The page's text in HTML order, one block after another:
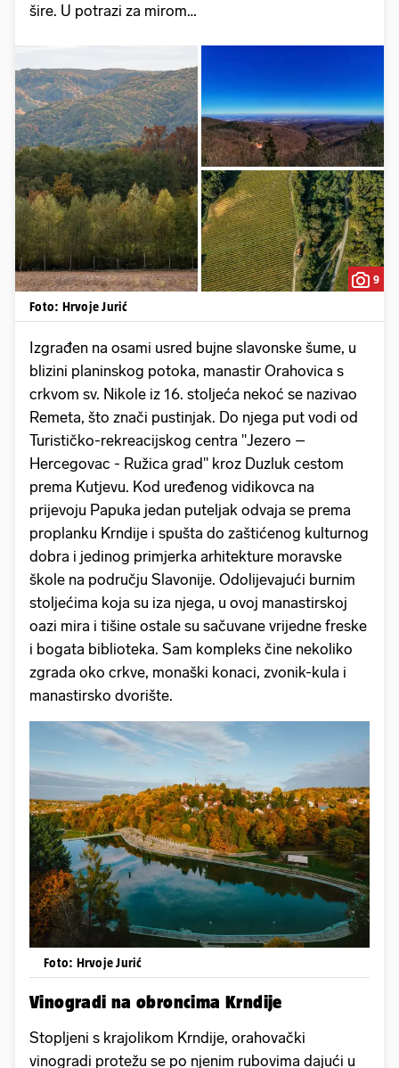
šire. U potrazi za mirom…
9
Foto: Hrvoje Jurić
Izgrađen na osami usred bujne slavonske šume, u
blizini planinskog potoka, manastir Orahovica s
crkvom sv. Nikole iz 16. stoljeća nekoć se nazivao
Remeta, što znači pustinjak. Do njega put vodi od
Turističko-rekreacijskog centra "Jezero –
Hercegovac - Ružica grad" kroz Duzluk cestom
prema Kutjevu. Kod uređenog vidikovca na
prijevoju Papuka jedan puteljak odvaja se prema
proplanku Krndije i spušta do zaštićenog kulturnog
dobra i jedinog primjerka arhitekture moravske
škole na području Slavonije. Odolijevajući burnim
stoljećima koja su iza njega, u ovoj manastirskoj
oazi mira i tišine ostale su sačuvane vrijedne freske
i bogata biblioteka. Sam kompleks čine nekoliko
zgrada oko crkve, monaški konaci, zvonik-kula i
manastirsko dvorište.
Foto: Hrvoje Jurić
Vinogradi na obroncima Krndije
Stopljeni s krajolikom Krndije, orahovački
vinogradi protežu se po njenim rubovima dajući u